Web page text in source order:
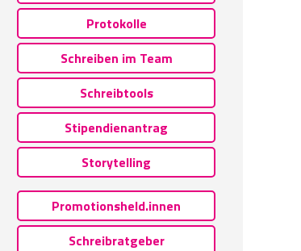
Protokolle
Schreiben im Team
Schreibtools
Stipendienantrag
Storytelling
Promotionsheld.innen
Schreibratgeber